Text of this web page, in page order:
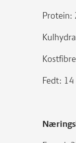
Protein:
Fedt: 14